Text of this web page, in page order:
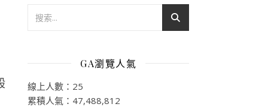
GA瀏覽人氣
線上人數：25
累積人氣：47,488,812